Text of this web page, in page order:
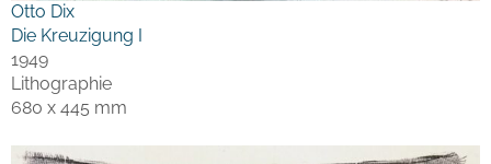
Otto Dix
Die Kreuzigung I
1949
Lithographie
680 x 445 mm